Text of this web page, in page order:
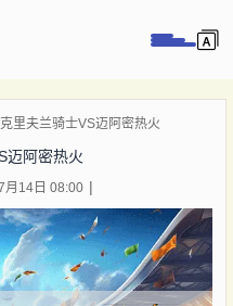
克里夫兰骑士VS迈阿密热火
迈阿密热火
月14日 08:00